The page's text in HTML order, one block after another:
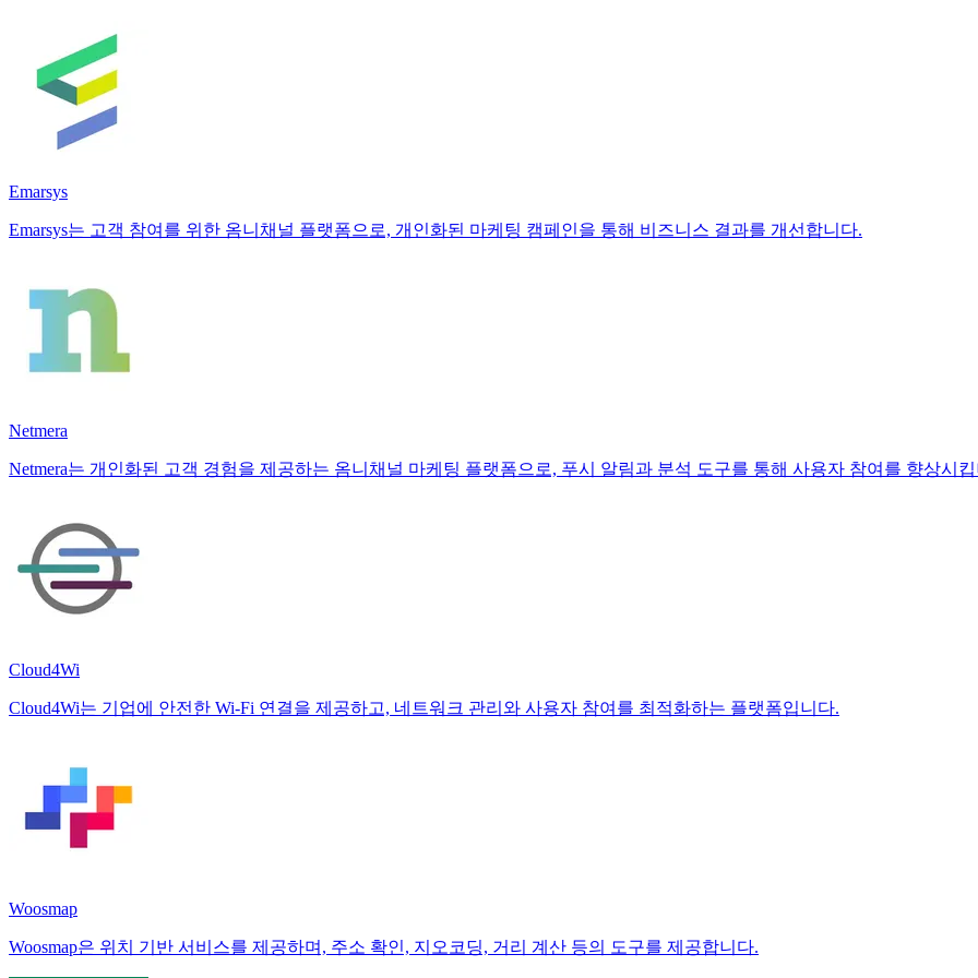
Emarsys
Emarsys는 고객 참여를 위한 옴니채널 플랫폼으로, 개인화된 마케팅 캠페인을 통해 비즈니스 결과를 개선합니다.
Netmera
Netmera는 개인화된 고객 경험을 제공하는 옴니채널 마케팅 플랫폼으로, 푸시 알림과 분석 도구를 통해 사용자 참여를 향상시
Cloud4Wi
Cloud4Wi는 기업에 안전한 Wi-Fi 연결을 제공하고, 네트워크 관리와 사용자 참여를 최적화하는 플랫폼입니다.
Woosmap
Woosmap은 위치 기반 서비스를 제공하며, 주소 확인, 지오코딩, 거리 계산 등의 도구를 제공합니다.